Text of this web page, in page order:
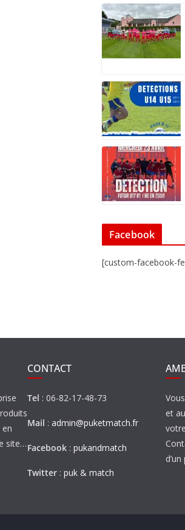
Facebook
[custom-facebook-
site…
CONTACT
Tel : 06-82-17-48-73
Mail : admin@puketmatch.fr
Facebook : pukandmatch
Twitter : puk & match
et